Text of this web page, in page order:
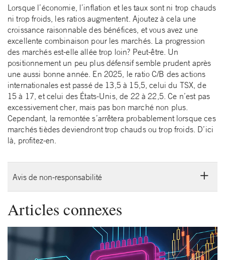
Lorsque l’économie, l’inflation et les taux sont ni trop chauds
ni trop froids, les ratios augmentent. Ajoutez à cela une
croissance raisonnable des bénéfices, et vous avez une
excellente combinaison pour les marchés. La progression
des marchés est-elle allée trop loin? Peut-être. Un
positionnement un peu plus défensif semble prudent après
une aussi bonne année. En 2025, le ratio C/B des actions
internationales est passé de 13,5 à 15,5, celui du TSX, de
15 à 17, et celui des États-Unis, de 22 à 22,5. Ce n’est pas
excessivement cher, mais pas bon marché non plus.
Cependant, la remontée s’arrêtera probablement lorsque ces
marchés tièdes deviendront trop chauds ou trop froids. D’ici
là, profitez-en.
Avis de non-responsabilité
Articles connexes